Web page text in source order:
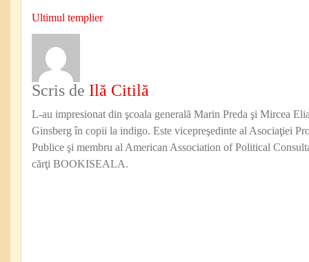
Ultimul templier
Scris de Ilă Citilă
L-au impresionat din şcoala generală Marin Preda şi Mircea
Ginsberg în copii la indigo. Este vicepreşedinte al Asociaţiei
Publice şi membru al American Association of Political
cărţi BOOKISEALA.